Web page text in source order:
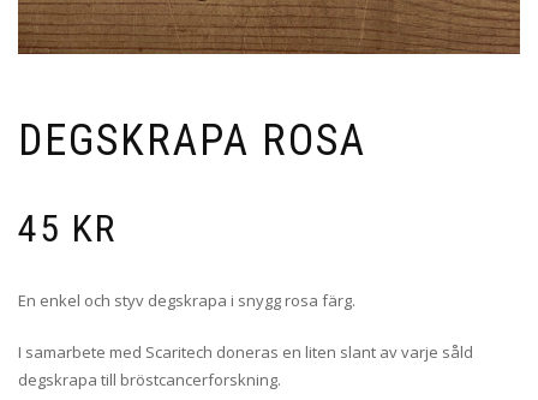
DEGSKRAPA ROSA
45 KR
En enkel och styv degskrapa i snygg rosa färg.
I samarbete med Scaritech doneras en liten slant av varje såld
degskrapa till bröstcancerforskning.